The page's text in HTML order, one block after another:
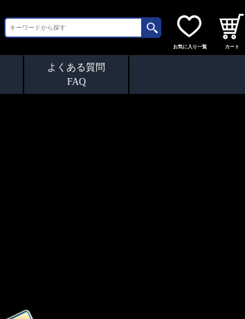
お気に入り一覧 カート
よくある質問
FAQ